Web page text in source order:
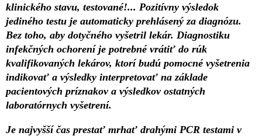
klinického stavu, testované!... Pozitívny výsledok
jediného testu je automaticky prehlásený za diagnózu.
Bez toho, aby dotyčného vyšetril lekár. Diagnostiku
infekčných ochorení je potrebné vrátiť do rúk
kvalifikovaných lekárov, ktorí budú pomocné vyšetrenia
indikovať a výsledky interpretovať na základe
pacientových príznakov a výsledkov ostatných
laboratórnych vyšetrení.
Je najvyšší čas prestať mrhať drahými PCR testami v